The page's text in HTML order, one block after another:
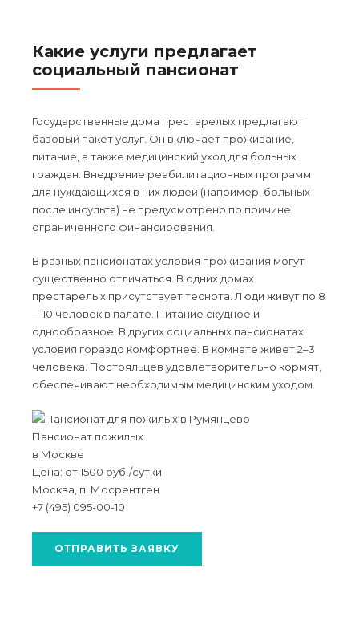
Какие услуги предлагает
социальный пансионат
Государственные дома престарелых предлагают
базовый пакет услуг. Он включает проживание,
питание, а также медицинский уход для больных
граждан. Внедрение реабилитационных программ
для нуждающихся в них людей (например, больных
после инсульта) не предусмотрено по причине
ограниченного финансирования.
В разных пансионатах условия проживания могут
существенно отличаться. В одних домах
престарелых присутствует теснота. Люди живут по 8
—10 человек в палате. Питание скудное и
однообразное. В других социальных пансионатах
условия гораздо комфортнее. В комнате живет 2–3
человека. Постояльцев удовлетворительно кормят,
обеспечивают необходимым медицинским уходом.
Пансионат пожилых
в Москве
Цена: от 1500 руб./сутки
Москва, п. Мосрентген
+7 (495) 095-00-10
ОТПРАВИТЬ ЗАЯВКУ